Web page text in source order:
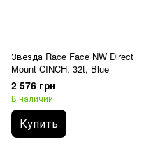
Звезда Race Face NW Direct
Mount CINCH, 32t, Blue
2 576 грн
В наличии
Купить